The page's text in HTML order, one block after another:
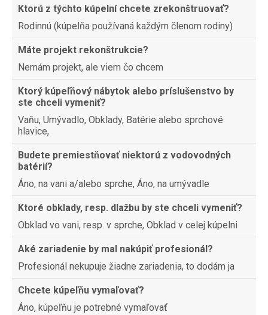
Ktorú z týchto kúpelní chcete zrekonštruovať?
Rodinnú (kúpelňa používaná každým členom rodiny)
Máte projekt rekonštrukcie?
Nemám projekt, ale viem čo chcem
Ktorý kúpeľňový nábytok alebo príslušenstvo by
ste chceli vymeniť?
Vaňu, Umývadlo, Obklady, Batérie alebo sprchové
hlavice,
Budete premiestňovať niektorú z vodovodných
batérií?
Áno, na vani a/alebo sprche, Áno, na umývadle
Ktoré obklady, resp. dlažbu by ste chceli vymeniť?
Obklad vo vani, resp. v sprche, Obklad v celej kúpelni
Aké zariadenie by mal nakúpiť profesionál?
Profesionál nekupuje žiadne zariadenia, to dodám ja
Chcete kúpeľňu vymaľovať?
Áno, kúpeľňu je potrebné vymaľovať